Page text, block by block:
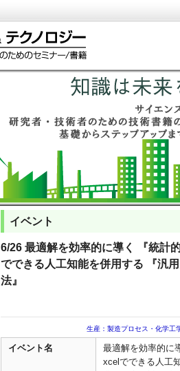
イベント
6/26 最適解を効率的に導く 『統計
でできる人工知能を併用する 『汎
法』
生産：製造プロセス・化学工
イベント名
最適解を効率的に
xcelでできる人工